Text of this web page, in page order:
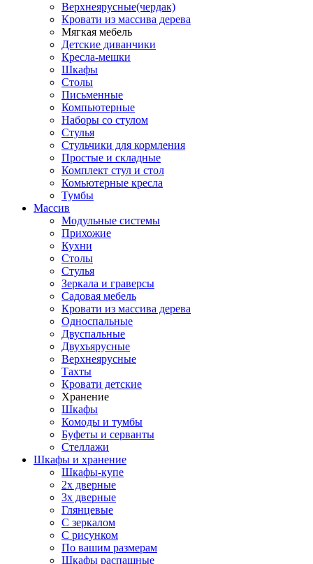
Верхнеярусные(чердак)
Кровати из массива дерева
Мягкая мебель
Детские диванчики
Кресла-мешки
Шкафы
Столы
Письменные
Компьютерные
Наборы со стулом
Стулья
Стульчики для кормления
Простые и складные
Комплект стул и стол
Комьютерные кресла
Тумбы
Массив
Модульные системы
Прихожие
Кухни
Столы
Стулья
Зеркала и граверсы
Садовая мебель
Кровати из массива дерева
Односпальные
Двуспальные
Двухъярусные
Верхнеярусные
Тахты
Кровати детские
Хранение
Шкафы
Комоды и тумбы
Буфеты и серванты
Стеллажи
Шкафы и хранение
Шкафы-купе
2х дверные
3х дверные
Глянцевые
С зеркалом
С рисунком
По вашим размерам
Шкафы распашные